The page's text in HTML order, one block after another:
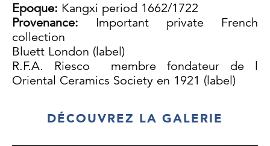
Epoque: Kangxi period 1662/1722
Provenance: Important private French
collection
Bluett London (label)
R.F.A. Riesco membre fondateur de l
Oriental Ceramics Society en 1921 (label)
DÉCOUVREZ LA GALERIE